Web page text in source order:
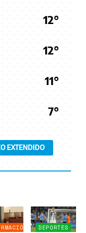
12°
12°
11°
7°
EXTENDIDO
DEPORTES